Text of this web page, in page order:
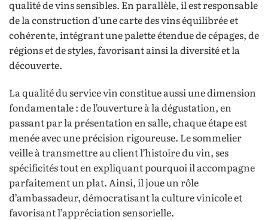
qualité de vins sensibles. En parallèle, il est responsable
de la construction d’une carte des vins équilibrée et
cohérente, intégrant une palette étendue de cépages, de
régions et de styles, favorisant ainsi la diversité et la
découverte.
La qualité du service vin constitue aussi une dimension
fondamentale : de l’ouverture à la dégustation, en
passant par la présentation en salle, chaque étape est
menée avec une précision rigoureuse. Le sommelier
veille à transmettre au client l’histoire du vin, ses
spécificités tout en expliquant pourquoi il accompagne
parfaitement un plat. Ainsi, il joue un rôle
d’ambassadeur, démocratisant la culture vinicole et
favorisant l’appréciation sensorielle.